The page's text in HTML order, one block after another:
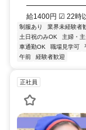
給1400円 ☑ 22時
制服あり 業界未経験者
土日祝のみOK
主婦・
車通勤OK
職場見学可
午前
経験者歓迎
正社員